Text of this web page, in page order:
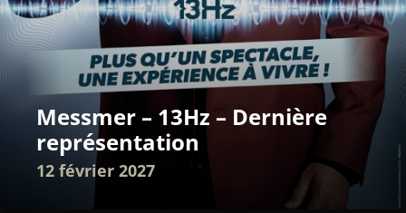
Messmer – 13Hz – Dernière
représentation
12 février 2027